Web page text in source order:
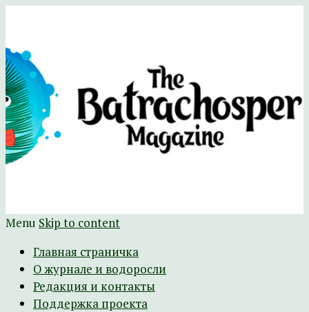
The Batrachospermum Magazine
Батрахоспермум (официальный сайт)
Menu Skip to content
Главная страничка
О журнале и водоросли
Редакция и контакты
Поддержка проекта